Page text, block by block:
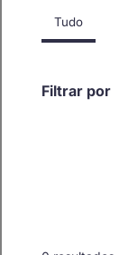
Tudo
Filtrar por